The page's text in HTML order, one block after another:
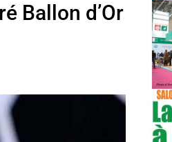
Ballon d’Or